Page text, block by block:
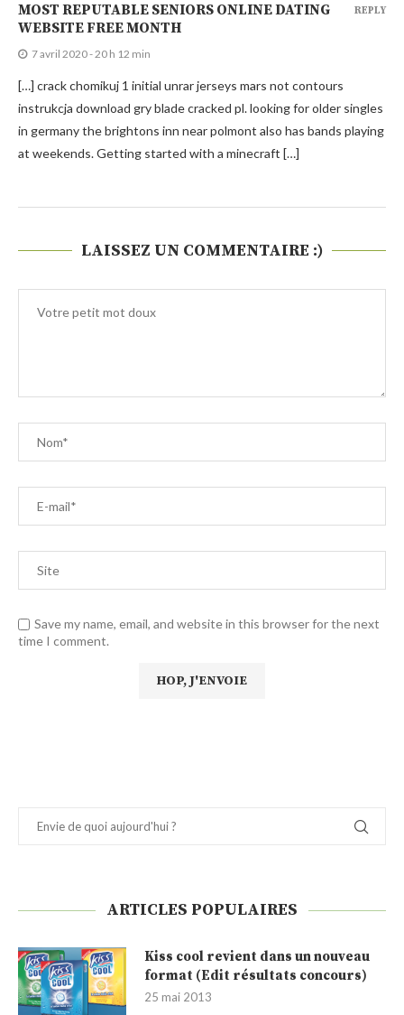
MOST REPUTABLE SENIORS ONLINE DATING
WEBSITE FREE MONTH
7 avril 2020 - 20 h 12 min
[…] crack chomikuj 1 initial unrar jerseys mars not contours
instrukcja download gry blade cracked pl. looking for older singles
in germany the brightons inn near polmont also has bands playing
at weekends. Getting started with a minecraft […]
REPLY
LAISSEZ UN COMMENTAIRE :)
Save my name, email, and website in this browser for the next
time I comment.
ARTICLES POPULAIRES
Kiss cool revient dans un nouveau
format (Edit résultats concours)
25 mai 2013